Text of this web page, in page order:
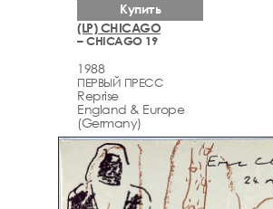
(LP) CHICAGO
– CHICAGO 19
1988
ПЕРВЫЙ ПРЕСС
Reprise
England & Europe
(Germany)
Купить